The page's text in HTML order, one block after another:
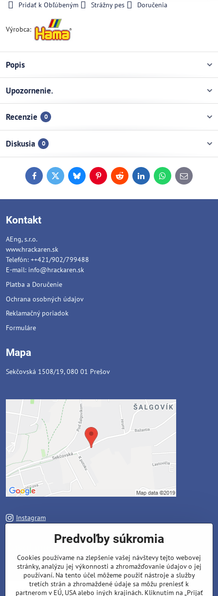
Pridať k Obľúbeným Strážny pes Doručenia
Výrobca:
Popis
Upozornenie.
Recenzie 0
Diskusia 0
FacebookTwitterBlueskyPinterestReddit LinkedInWhatsApp
E-
mail
Kontakt
AEng, s.r.o.
www.hrackaren.sk
Telefón: ++421/902/799488
E-mail: info@hrackaren.sk
Platba a Doručenie
Ochrana osobných údajov
Reklamačný poriadok
Formuláre
Mapa
Sekčovská 1508/19, 080 01 Prešov
Instagram
Váš telefón*
Predvoľby súkromia
Cookies používame na zlepšenie vašej návštevy tejto webovej
stránky, analýzu jej výkonnosti a zhromažďovanie údajov o jej
používaní. Na tento účel môžeme použiť nástroje a služby
tretích strán a zhromaždené údaje sa môžu preniesť k
partnerom v EÚ, USA alebo iných krajinách. Kliknutím na „Prijať